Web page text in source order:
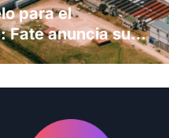
para el
Fate anuncia su
y despide a